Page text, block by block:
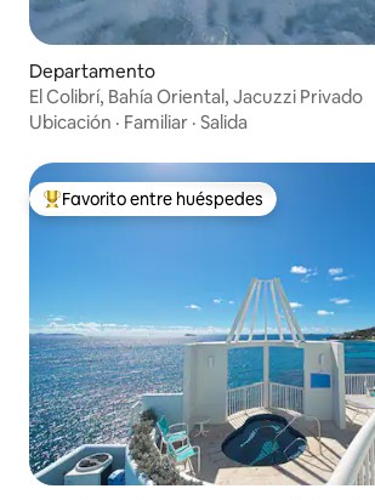
Departamento
El Colibrí, Bahía Oriental, Jacuzzi Privado
Ubicación · Familiar · Salida
De los mejores en Favorito entre huéspedes
Favorito entre huéspedes